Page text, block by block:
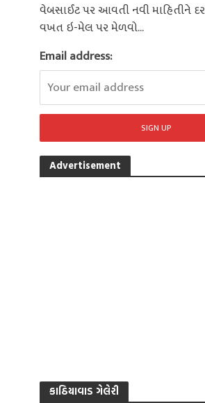
વેબસાઈટ પર આવતી નવી માહિતીને
વખત ઇ-મેલ પર મેળવો...
Email address:
Advertisement
કાઠિયાવાડ ગેલેરી